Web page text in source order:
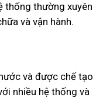
thống thường xuyên
và vận hành.
và được chế tạo
nhiều hệ thống và